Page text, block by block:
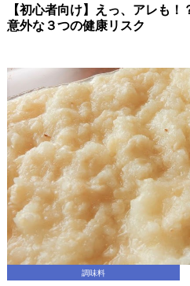
【初心者向け】えっ、アレも
意外な３つの健康リスク
調味料